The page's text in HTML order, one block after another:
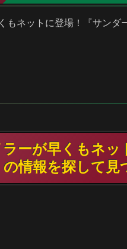
もネットに登場！『サンダ
ーが早くもネッ
情報を探して見